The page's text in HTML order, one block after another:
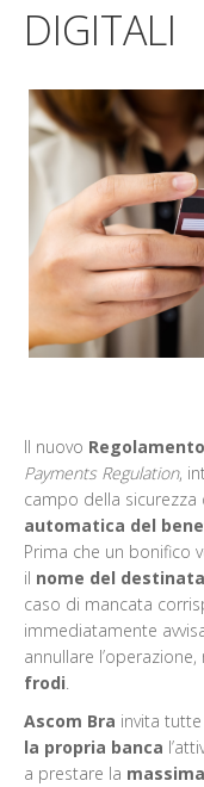
DIGITALI
Il nuovo
Payments Regulation,
campo della sicurezza
automatica del
Prima che un bonifico
il nome del
caso di mancata
immediatamente
annullare
frodi.
Ascom Bra invita
la propria banca
a prestare la